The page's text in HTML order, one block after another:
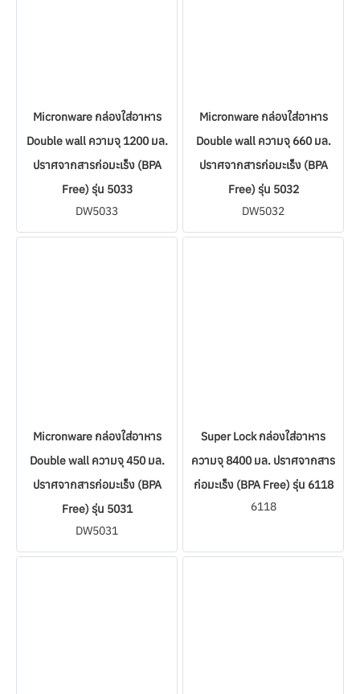
Micronware กล่องใส่อาหาร
Double wall ความจุ 1200 มล.
ปราศจากสารก่อมะเร็ง (BPA
Free) รุ่น 5033
DW5033
Micronware กล่องใส่อาหาร
Double wall ความจุ 660 มล.
ปราศจากสารก่อมะเร็ง (BPA
Free) รุ่น 5032
DW5032
Micronware กล่องใส่อาหาร
Double wall ความจุ 450 มล.
ปราศจากสารก่อมะเร็ง (BPA
Free) รุ่น 5031
DW5031
Super Lock กล่องใส่อาหาร
ความจุ 8400 มล. ปราศจากสาร
ก่อมะเร็ง (BPA Free) รุ่น 6118
6118